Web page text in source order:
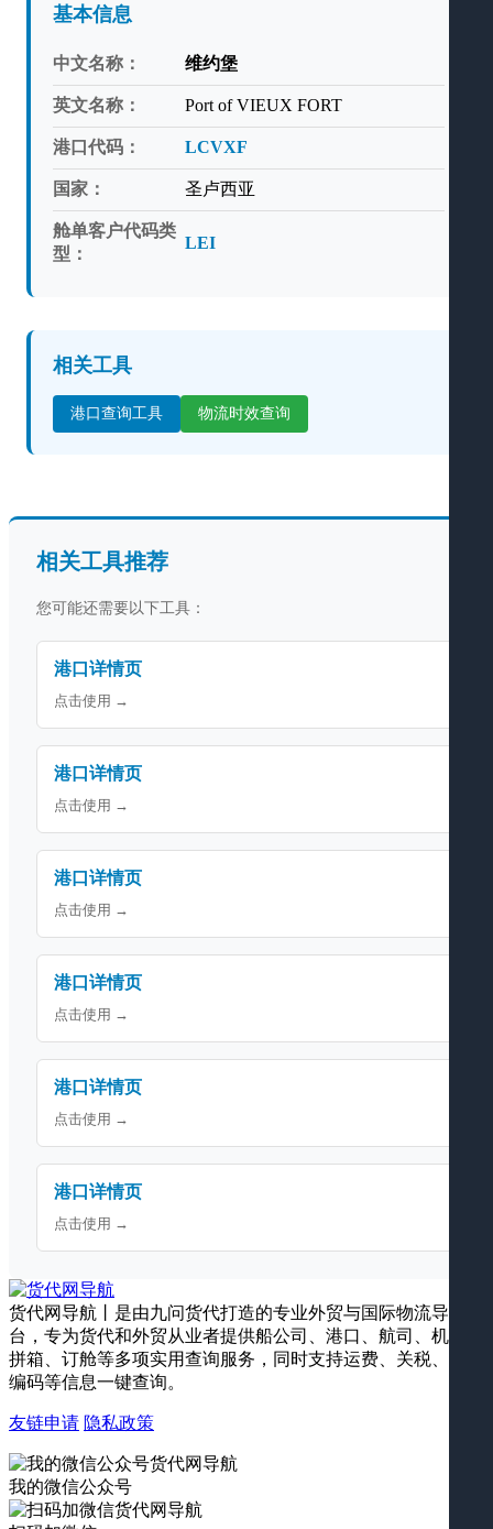
基本信息
中文名称： 维约堡
英文名称： Port of VIEUX FORT
港口代码： LCVXF
国家： 圣卢西亚
舱单客户代码类
型：
LEI
相关工具
港口查询工具 物流时效查询
相关工具推荐
您可能还需要以下工具：
港口详情页
点击使用 →
港口详情页
点击使用 →
港口详情页
点击使用 →
港口详情页
点击使用 →
港口详情页
点击使用 →
港口详情页
点击使用 →
货代网导航丨是由九问货代打造的专业外贸与国际物流导航平
台，专为货代和外贸从业者提供船公司、港口、航司、机场、
拼箱、订舱等多项实用查询服务，同时支持运费、关税、海关
编码等信息一键查询。
友链申请 隐私政策
我的微信公众号